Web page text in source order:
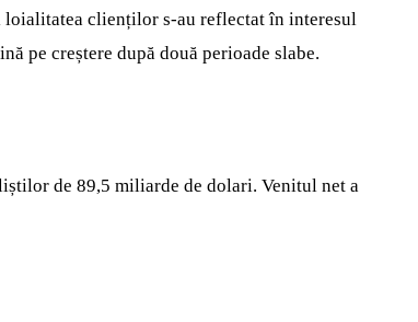
loialitatea clienților s-au reflectat în interesul
pe creștere după două perioade slabe.
de 89,5 miliarde de dolari. Venitul net a